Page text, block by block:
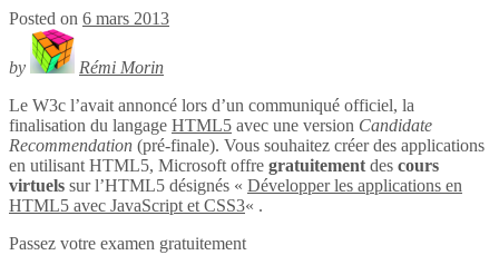
Posted on 6 mars 2013
by
Rémi Morin
Le W3c l’avait annoncé lors d’un communiqué officiel, la
finalisation du langage HTML5 avec une version Candidate
Recommendation (pré-finale). Vous souhaitez créer des applications
en utilisant HTML5, Microsoft offre gratuitement des cours
virtuels sur l’HTML5 désignés « Développer les applications en
HTML5 avec JavaScript et CSS3« .
Passez votre examen gratuitement